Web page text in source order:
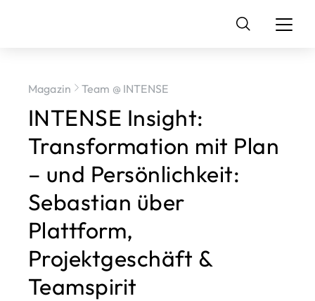
Suchen
Magazin Team @ INTENSE
INTENSE Insight:
Transformation mit Plan
– und Persönlichkeit:
Sebastian über
Plattform,
Projektgeschäft &
Teamspirit